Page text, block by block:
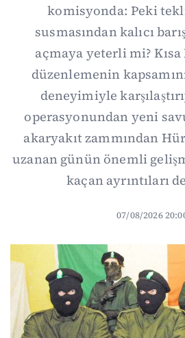
komisyonda: Peki
susmasından kalıcı
açmaya yeterli mi? Kısa
düzenlemenin
deneyimiyle
operasyonundan yeni
akaryakıt zammından
uzanan günün önemli
kaçan ayrıntıları
07/08/2026